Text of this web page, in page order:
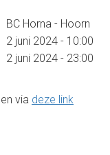
BC Horna - Hoorn
2 juni 2024 - 10:00
2 juni 2024 - 23:00
via deze link